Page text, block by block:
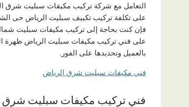
التعامل مع شركة تركيب مكيفات سبليت شرق
على تكلفة تركيب تكييف سبليت الرياض حى
فإن كنت بحاجة إلى تركيب مكيفات سبليت
على فني تركيب مكيفات سبليت الرياض ظهرة
بالعميل وتحديدها على الفور.
فني مكيفات سبليت شرق الرياض
فني تركيب مكيفات سبليت شرق